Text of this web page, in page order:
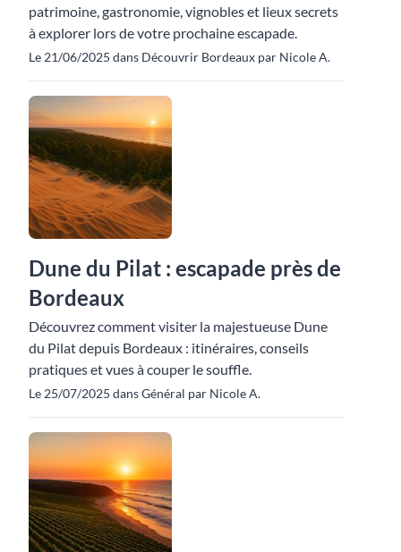
patrimoine, gastronomie, vignobles et lieux secrets
à explorer lors de votre prochaine escapade.
Le 21/06/2025 dans Découvrir Bordeaux par Nicole A.
Dune du Pilat : escapade près de
Bordeaux
Découvrez comment visiter la majestueuse Dune
du Pilat depuis Bordeaux : itinéraires, conseils
pratiques et vues à couper le souffle.
Le 25/07/2025 dans Général par Nicole A.